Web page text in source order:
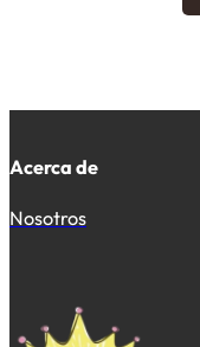
Acerca de
Nosotros